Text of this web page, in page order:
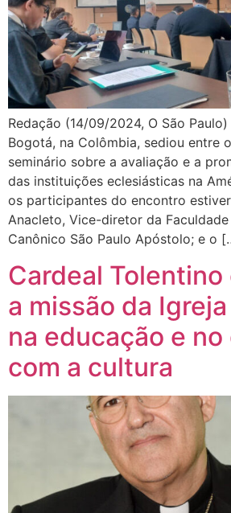
Redação (14/09/2024, O São
Bogotá, na Colômbia, sediou entre
seminário sobre a avaliação e a
das instituições eclesiásticas na
os participantes do encontro
Anacleto, Vice-diretor da
Canônico São Paulo Apóstolo; e o
Cardeal Tolentino
a missão da
na educação e
com a cultura